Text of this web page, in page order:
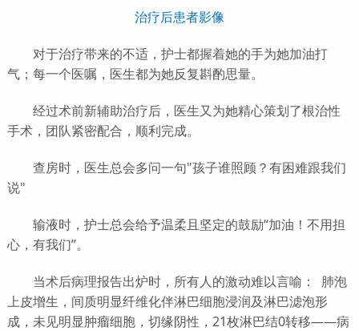
治疗后患者影像
对于治疗带来的不适，护士都握着她的手为她加油打
气；每一个医嘱，医生都为她反复斟酌思量。
经过术前新辅助治疗后，医生又为她精心策划了根治性
手术，团队紧密配合，顺利完成。
查房时，医生总会多问一句"孩子谁照顾？有困难跟我们
说"
输液时，护士总会给予温柔且坚定的鼓励“加油！不用担
心，有我们”。
当术后病理报告出炉时，所有人的激动难以言喻： 肺泡
上皮增生，间质明显纤维化伴淋巴细胞浸润及淋巴滤泡形
成，未见明显肿瘤细胞，切缘阴性，21枚淋巴结0转移——病